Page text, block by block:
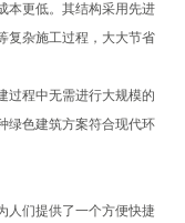
本更低。其结构采用先进
复杂施工过程，大大节省
过程中无需进行大规模的
绿色建筑方案符合现代环
人们提供了一个方便快捷